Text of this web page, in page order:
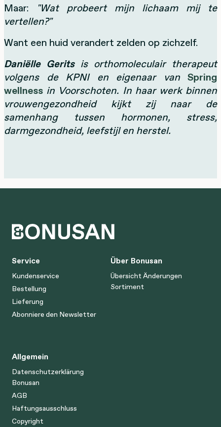
Maar:
"Wat probeert mijn lichaam mij te
vertellen?"
Want een huid verandert zelden op zichzelf.
Daniëlle Geritsis orthomoleculair therapeut
volgens de KPNI en eigenaar van Spring
wellness in Voorschoten. In haar werk binnen
vrouwengezondheid kijkt zij naar de
samenhang tussen hormonen, stress,
darmgezondheid, leefstijl en herstel.
Service
Kundenservice
Bestellung
Lieferung
Abonniere den Newsletter
Über Bonusan
Übersicht Änderungen
Sortiment
Allgemein
Datenschutzerklärung
Bonusan
AGB
Haftungsausschluss
Copyright